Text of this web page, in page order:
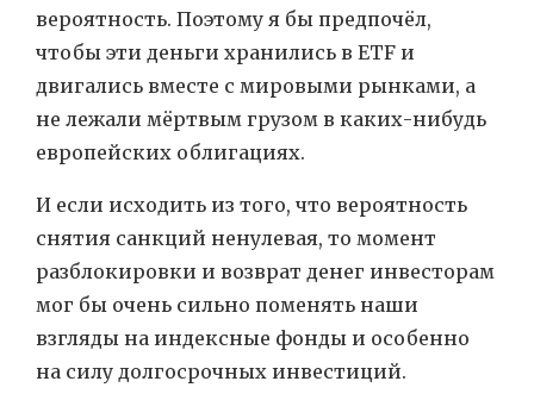
вероятность. Поэтому я бы предпочёл,
чтобы эти деньги хранились в ETF и
двигались вместе с мировыми рынками, а
не лежали мёртвым грузом в каких-нибудь
европейских облигациях.
И если исходить из того, что вероятность
снятия санкций ненулевая, то момент
разблокировки и возврат денег инвесторам
мог бы очень сильно поменять наши
взгляды на индексные фонды и особенно
на силу долгосрочных инвестиций.